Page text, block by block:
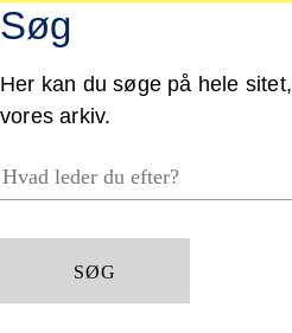
Søg
Her kan du søge på hele
vores arkiv.